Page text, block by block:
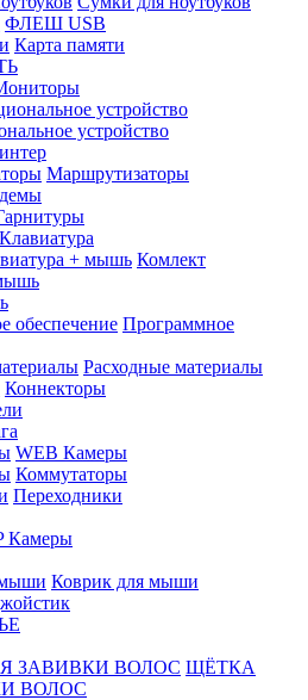
ФЛЕШ USB
Карта памяти
устройство
Маршрутизаторы
Клавиатура
Комлект
Программное
Расходные материалы
Коннекторы
WEB Камеры
Коммутаторы
Переходники
Камеры
Коврик для мыши
ЩЁТКА
ВОЛОС